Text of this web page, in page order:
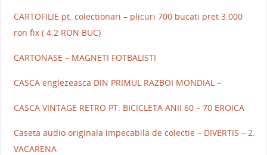
CARTOFILIE pt. colectionari – plicuri 700 bucati pret 3.000
ron fix ( 4.2 RON BUC)
CARTONASE – MAGNETI FOTBALISTI
CASCA englezeasca DIN PRIMUL RAZBOI MONDIAL –
CASCA VINTAGE RETRO PT. BICICLETA ANII 60 – 70 EROICA
Caseta audio originala impecabila de colectie – DIVERTIS – 2.
VACARENA